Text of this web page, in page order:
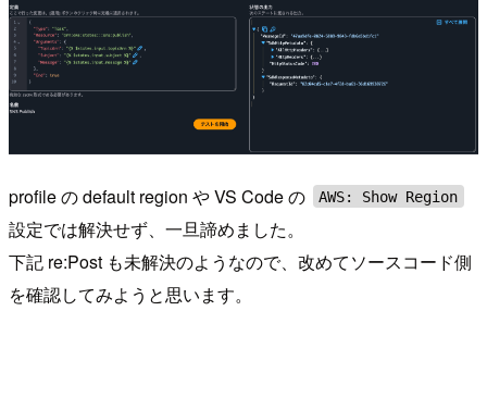
profile の default region や VS Code の AWS: Show Region
設定では解決せず、一旦諦めました。
下記 re:Post も未解決のようなので、改めてソースコード側
を確認してみようと思います。